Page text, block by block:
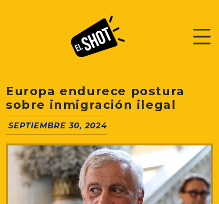
Europa endurece postura
sobre inmigración ilegal
SEPTIEMBRE 30, 2024